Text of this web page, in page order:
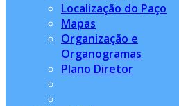
Localização do Paço
Mapas
Organização e
Organogramas
Plano Diretor